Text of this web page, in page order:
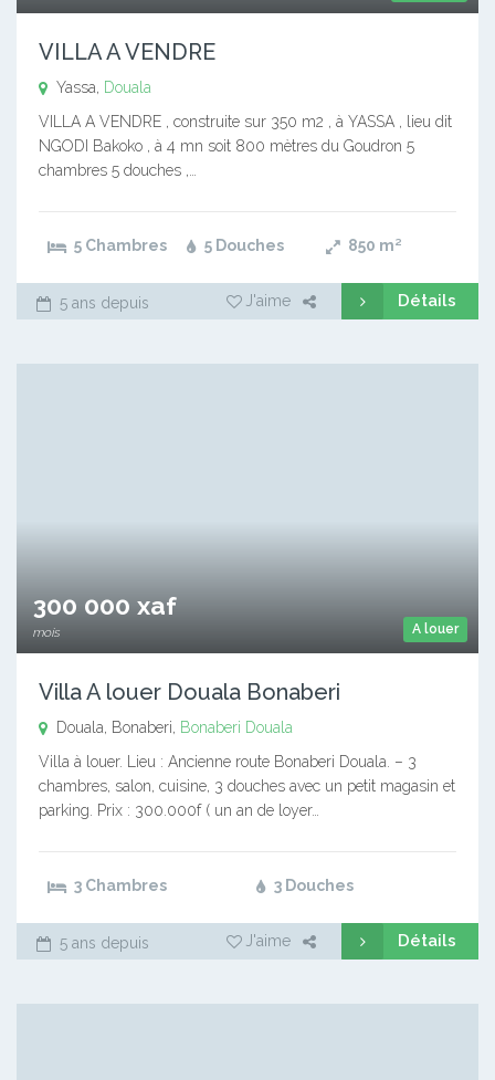
VILLA A VENDRE
Yassa,
Douala
VILLA A VENDRE , construite sur 350 m2 , à YASSA , lieu dit
NGODI Bakoko , à 4 mn soit 800 mètres du Goudron 5
chambres 5 douches ,…
5 Chambres 5 Douches 850 m²
5 ans depuis J'aime Détails
A louer
300 000 xaf
mois
Villa A louer Douala Bonaberi
Douala, Bonaberi, Bonaberi Douala
Villa à louer. Lieu : Ancienne route Bonaberi Douala. – 3
chambres, salon, cuisine, 3 douches avec un petit magasin et
parking. Prix : 300.000f ( un an de loyer…
3 Chambres 3 Douches
5 ans depuis J'aime Détails